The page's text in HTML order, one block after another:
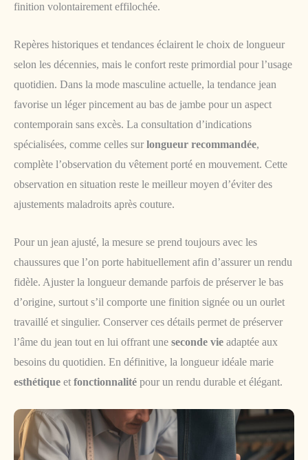
finition volontairement effilochée.
Repères historiques et tendances éclairent le choix de longueur
selon les décennies, mais le confort reste primordial pour l’usage
quotidien. Dans la mode masculine actuelle, la tendance jean
favorise un léger pincement au bas de jambe pour un aspect
contemporain sans excès. La consultation d’indications
spécialisées, comme celles sur longueur recommandée,
complète l’observation du vêtement porté en mouvement. Cette
observation en situation reste le meilleur moyen d’éviter des
ajustements maladroits après couture.
Pour un jean ajusté, la mesure se prend toujours avec les
chaussures que l’on porte habituellement afin d’assurer un rendu
fidèle. Ajuster la longueur demande parfois de préserver le bas
d’origine, surtout s’il comporte une finition signée ou un ourlet
travaillé et singulier. Conserver ces détails permet de préserver
l’âme du jean tout en lui offrant une seconde vie adaptée aux
besoins du quotidien. En définitive, la longueur idéale marie
esthétique et fonctionnalité pour un rendu durable et élégant.